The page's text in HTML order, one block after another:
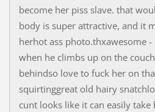
become her piss slave. that
body is super attractive, and it
herhot ass photo.thxawesome
when he climbs up on the
behindso love to fuck her on
squirtinggreat old hairy
cunt looks like it can easily